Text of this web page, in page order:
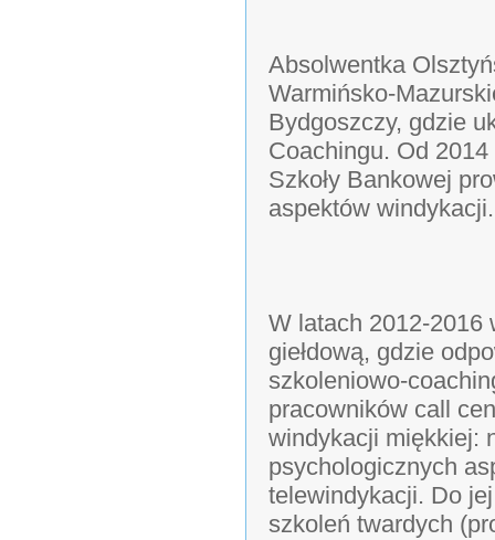
Absolwentka
Warmińsko-
Bydgoszczy, gdzie
Coachingu. Od
Szkoły Bankowej
aspektów windykacji.
W latach 2012-2016
giełdową, gdzie
szkoleniowo-
pracowników call
windykacji miękkiej:
psychologicznych
telewindykacji. Do
szkoleń twardych